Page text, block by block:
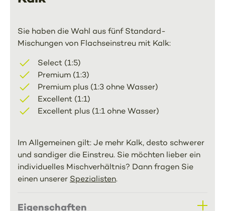
Sie haben die Wahl aus fünf Standard-
Mischungen von Flachseinstreu mit Kalk:
Select (1:5)
Premium (1:3)
Premium plus (1:3 ohne Wasser)
Excellent (1:1)
Excellent plus (1:1 ohne Wasser)
Im Allgemeinen gilt: Je mehr Kalk, desto schwerer
und sandiger die Einstreu. Sie möchten lieber ein
individuelles Mischverhältnis? Dann fragen Sie
einen unserer Spezialisten.
Eigenschaften